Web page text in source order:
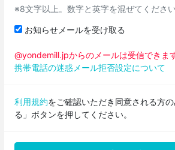
※8文字以上。数字と英字を混ぜてください
お知らせメールを受け取る
@yondemill.jpからのメールは受信できま
携帯電話の迷惑メール拒否設定について
利用規約をご確認いただき同意される方
る」ボタンを押してください。